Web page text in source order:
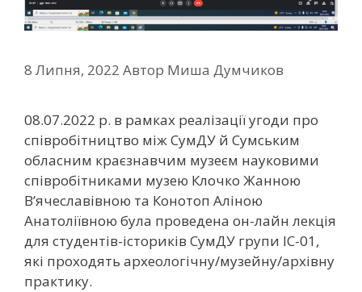
8 Липня, 2022 Автор Миша Думчиков
08.07.2022 р. в рамках реалізації угоди про
співробітництво між СумДУ й Сумським
обласним краєзнавчим музеєм науковими
співробітниками музею Клочко Жанною
В’ячеславівною та Конотоп Аліною
Анатоліївною була проведена он-лайн лекція
для студентів-істориків СумДУ групи ІС-01,
які проходять археологічну/музейну/архівну
практику.